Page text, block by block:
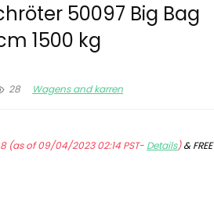
50097 Big Bag
1500 kg
28 Wagens and karren
(as of 09/04/2023 02:14 PST- Details)&FREE